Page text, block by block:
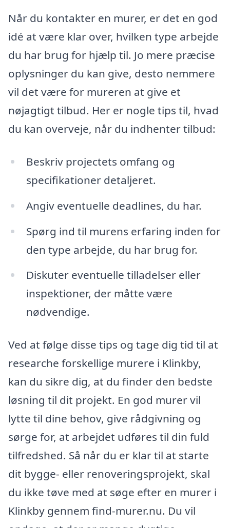
Når du kontakter en murer, er det en god
idé at være klar over, hvilken type arbejde
du har brug for hjælp til. Jo mere præcise
oplysninger du kan give, desto nemmere
vil det være for mureren at give et
nøjagtigt tilbud. Her er nogle tips til, hvad
du kan overveje, når du indhenter tilbud:
Beskriv projectets omfang og
specifikationer detaljeret.
Angiv eventuelle deadlines, du har.
Spørg ind til murens erfaring inden for
den type arbejde, du har brug for.
Diskuter eventuelle tilladelser eller
inspektioner, der måtte være
nødvendige.
Ved at følge disse tips og tage dig tid til at
researche forskellige murere i Klinkby,
kan du sikre dig, at du finder den bedste
løsning til dit projekt. En god murer vil
lytte til dine behov, give rådgivning og
sørge for, at arbejdet udføres til din fuld
tilfredshed. Så når du er klar til at starte
dit bygge- eller renoveringsprojekt, skal
du ikke tøve med at søge efter en murer i
Klinkby gennem find-murer.nu. Du vil